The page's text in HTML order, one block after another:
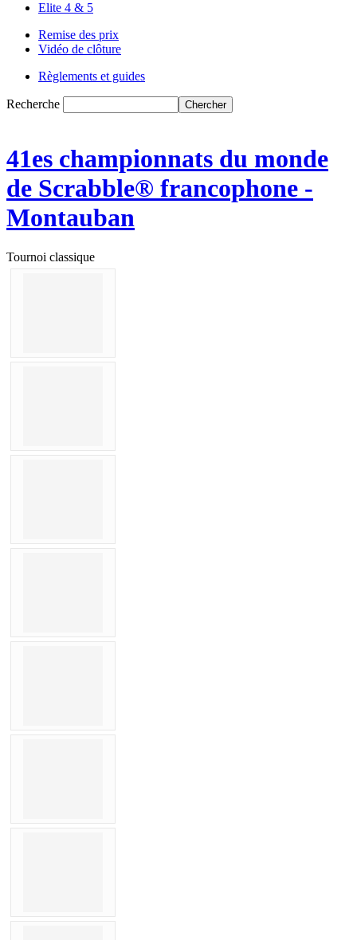
Elite 4 & 5
Remise des prix
Vidéo de clôture
Règlements et guides
Recherche
41es championnats du monde
de Scrabble® francophone -
Montauban
Tournoi classique